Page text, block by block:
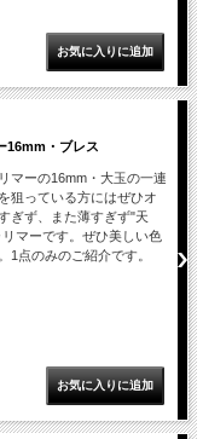
16mm・ブレス
マーの16mm・大玉の一連
狙っている方にはぜひオ
ぎず、また薄すぎず"天
マーです。ぜひ美しい色
1点のみのご紹介です。